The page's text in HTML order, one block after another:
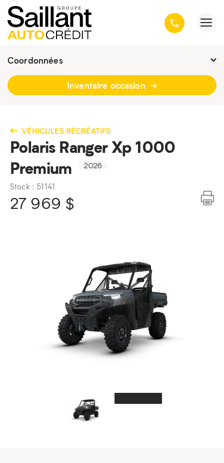
Coordonnées
9h - 16h30
418 659-6431
Inventaire occasion
VÉHICULES RÉCRÉATIFS
Polaris Ranger Xp 1000
Premium
2026
Stock : 51141
27 969 $